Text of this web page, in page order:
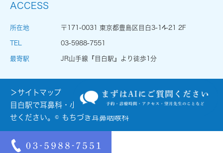
ACCESS
所在地 〒171-0031 東京都豊島区目白3-14-21 2F
TEL 03-5988-7551
最寄駅 JR山手線『目白駅』より徒歩1分
＞サイトマップ
目白駅で耳鼻科・小児耳鼻科をお探しの際はお気軽にお問合
せください。© もちづき耳鼻咽喉科